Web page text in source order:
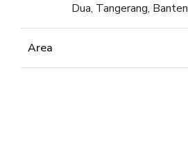
Dua, Tangerang, Banten
Area